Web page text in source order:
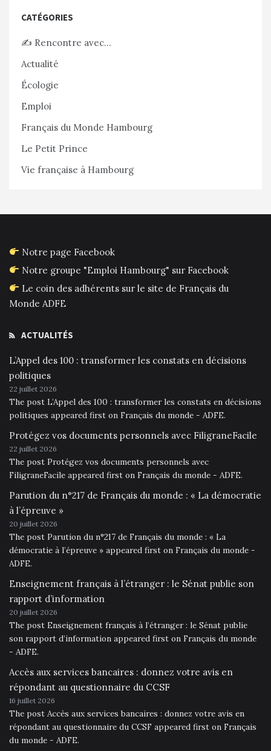
CATÉGORIES
✍️ Rencontre avec…
Actualité
Écologie
Emploi
Français du Monde Hambourg
Le Petit Prince
Vie française à Hambourg
Notre page Facebook
Notre groupe "Emploi Hambourg" sur Facebook
Le coin des adhérents sur le site de Français du
Monde ADFE
ACTUALITÉS
L’Appel des 100 : transformer les constats en décisions
politiques
22 juillet 2026
The post L’Appel des 100 : transformer les constats en décisions
politiques appeared first on Français du monde - ADFE.
Protégez vos documents personnels avec FiligraneFacile
22 juillet 2026
The post Protégez vos documents personnels avec
FiligraneFacile appeared first on Français du monde - ADFE.
Parution du n°217 de Français du monde : « La démocratie
à l’épreuve »
20 juillet 2026
The post Parution du n°217 de Français du monde : « La
démocratie à l’épreuve » appeared first on Français du monde -
ADFE.
Enseignement français à l’étranger : le Sénat publie son
rapport d’information
20 juillet 2026
The post Enseignement français à l’étranger : le Sénat publie
son rapport d’information appeared first on Français du monde
- ADFE.
Accès aux services bancaires : donnez votre avis en
répondant au questionnaire du CCSF
16 juillet 2026
The post Accès aux services bancaires : donnez votre avis en
répondant au questionnaire du CCSF appeared first on Français
du monde - ADFE.